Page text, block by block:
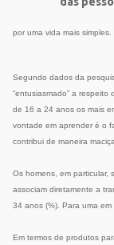
por uma vida mais simples.
Segundo dados da
“entusiasmado” a
de 16 a 24 anos os mais
vontade em aprender é o
contribui de maneira
Os homens, em particular,
associam diretamente a
34 anos (%). Para uma em
Em termos de produtos